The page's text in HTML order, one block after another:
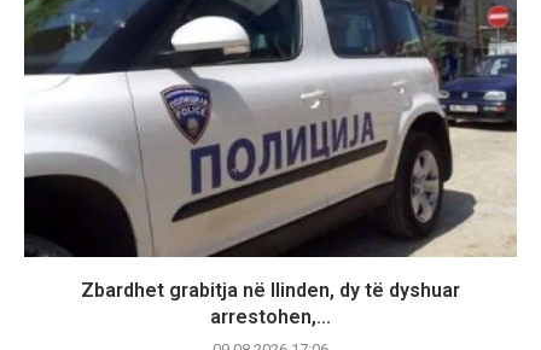
Zbardhet grabitja në Ilinden, dy të dyshuar
arrestohen,...